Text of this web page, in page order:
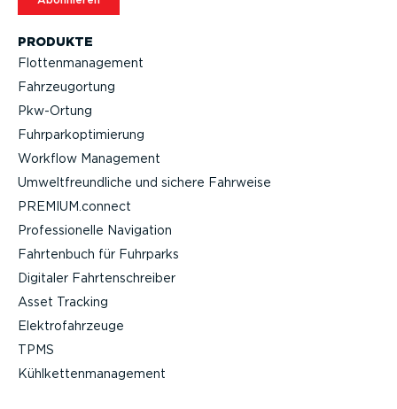
PRODUKTE
Flotten­ma­nagement
Fahrzeu­g­ortung
Pkw-Ortung
Fuhrpar­k­op­ti­mierung
Workflow Management
Umwelt­freund­liche und sichere Fahrweise
PREMIUM.connect
Profes­sio­nelle Navigation
Fahrtenbuch für Fuhrparks
Digitaler Fahrten­schreiber
Asset Tracking
Elektro­fahr­zeuge
TPMS
Kühlket­ten­ma­nagement